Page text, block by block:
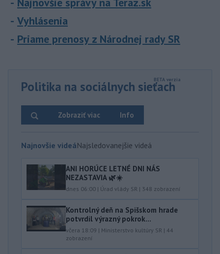
Vyhlásenia
Priame prenosy z Národnej rady SR
Politika na sociálnych sieťach
Info
Zobraziť viac
Najnovšie videáNajsledovanejšie videá
ANI HORÚCE LETNÉ DNI NÁS
NEZASTAVIA 🌿☀️
dnes 06:00 | Úrad vlády SR | 348 zobrazení
Kontrolný deň na Spišskom hrade
potvrdil výrazný pokrok...
včera 18:09 | Ministerstvo kultúry SR | 44
zobrazení